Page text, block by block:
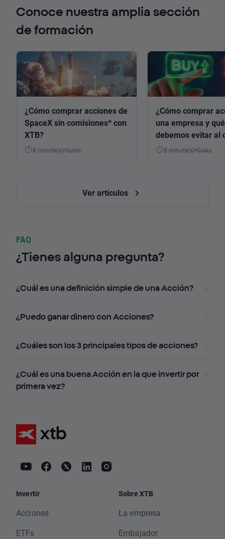
Conoce nuestra amplia sección
de formación
¿Cómo comprar acciones de
SpaceX sin comisiones* con
XTB?
8 minute(s) Guías
¿Cómo comprar
una empresa y
debemos evitar al
8 minute(s) Guías
Ver artículos
FAQ
¿Tienes alguna pregunta?
¿Cuál es una definición simple de una Acción?
¿Puedo ganar dinero con Acciones?
¿Cuáles son los 3 principales tipos de acciones?
¿Cuál es una buena Acción en la que invertir por
primera vez?
Invertir
Acciones
ETFs
Sobre XTB
La empresa
Embajador